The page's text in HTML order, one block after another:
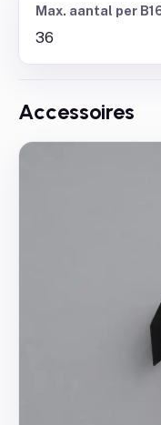
Max. aantal per
36
Accessoires